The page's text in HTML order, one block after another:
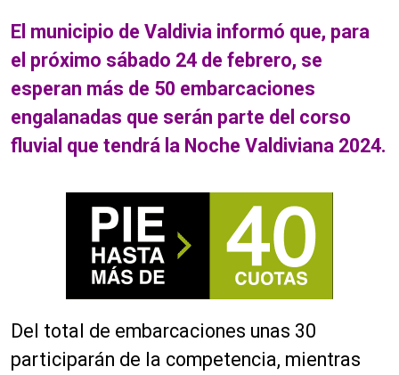
El municipio de Valdivia informó que, para
el próximo sábado 24 de febrero, se
esperan más de 50 embarcaciones
engalanadas que serán parte del corso
fluvial que tendrá la Noche Valdiviana 2024.
Del total de embarcaciones unas 30
participarán de la competencia, mientras